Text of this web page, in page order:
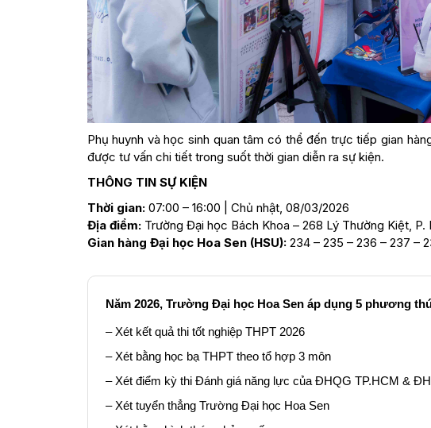
Phụ huynh và học sinh quan tâm có thể đến trực tiếp gian
được tư vấn chi tiết trong suốt thời gian diễn ra sự kiện.
THÔNG TIN SỰ KIỆN
Thời gian:07:00 – 16:00 | Chủ nhật, 08/03/2026
Địa điểm:Trường Đại học Bách Khoa – 268 Lý Thường Kiệt, P.
Gian hàng Đại học Hoa Sen (HSU):234 – 235 – 236 – 237 –
Năm 2026, Trường Đại học Hoa Sen áp dụng 5 phương
– Xét kết quả thi tốt nghiệp THPT 2026
– Xét bằng học bạ THPT theo tổ hợp 3 môn
– Xét điểm kỳ thi Đánh giá năng lực của ĐHQG TP.HCM &
– Xét tuyển thẳng Trường Đại học Hoa Sen